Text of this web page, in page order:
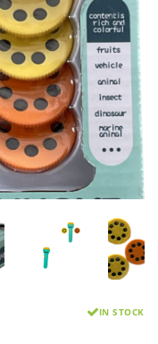
IN STOCK